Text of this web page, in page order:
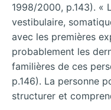
1998/2000, p.143). «
vestibulaire,
avec les premières
probablement les
familières de ces
p.146). La personne
structurer et